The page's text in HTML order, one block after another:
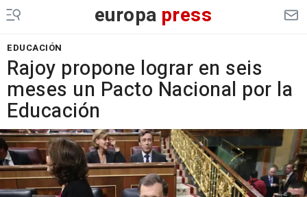
europa press
EDUCACIÓN
Rajoy propone lograr en seis
meses un Pacto Nacional por la
Educación